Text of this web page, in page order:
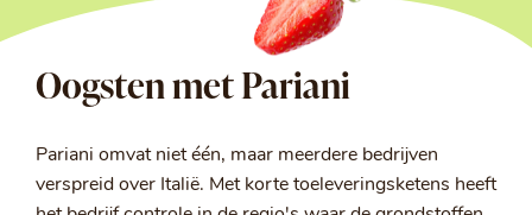
Oogsten met Pariani
Pariani omvat niet één, maar meerdere bedrijven
verspreid over Italië. Met korte toeleveringsketens heeft